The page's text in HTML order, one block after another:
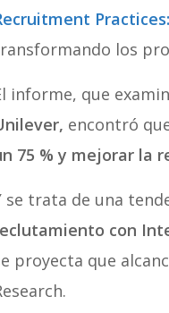
los
informe, que
encontró
75 % y mejorar la
se trata de una
con
proyecta que